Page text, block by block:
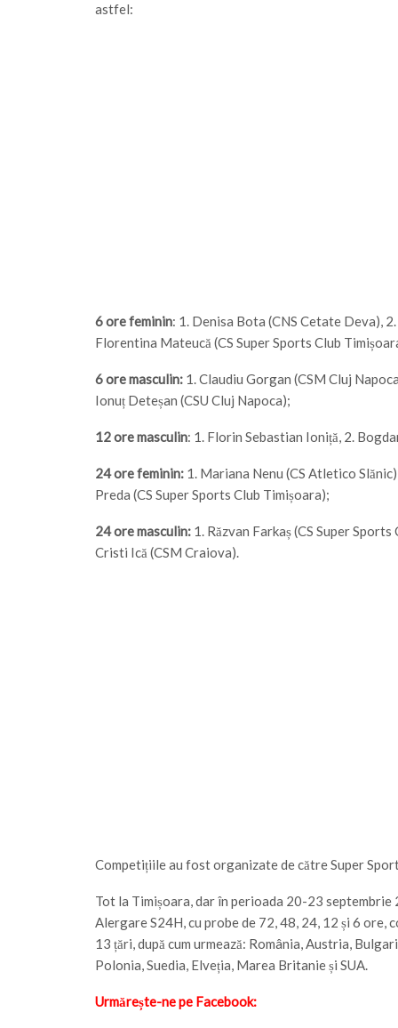
astfel:
6 ore feminin: 1. Denisa Bota (CNS Cetate Deva),
Florentina Mateucă (CS Super Sports Club
6 ore masculin: 1. Claudiu Gorgan (CSM Cluj
Ionuț Deteșan (CSU Cluj Napoca);
12 ore masculin: 1. Florin Sebastian Ioniță, 2.
24 ore feminin: 1. Mariana Nenu (CS Atletico
Preda (CS Super Sports Club Timișoara);
24 ore masculin: 1. Răzvan Farkaș (CS Super
Cristi Ică (CSM Craiova).
Competițiile au fost organizate de către Super
Tot la Timișoara, dar în perioada 20-23
Alergare S24H, cu probe de 72, 48, 24, 12 și 6
13 țări, după cum urmează: România, Austria,
Polonia, Suedia, Elveția, Marea Britanie și SUA.
Urmărește-ne pe Facebook: